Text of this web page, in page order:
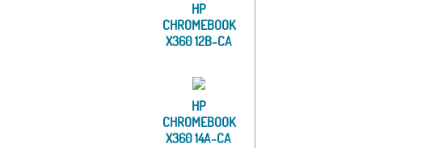
HP
CHROMEBOOK
X360 12B-CA
HP
CHROMEBOOK
X360 14A-CA